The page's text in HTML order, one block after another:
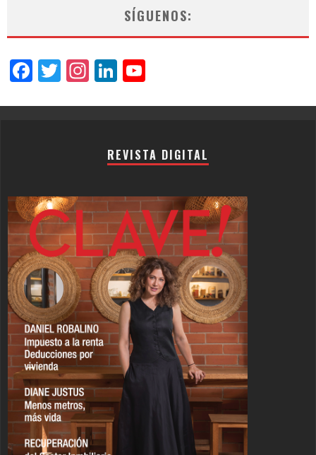
SÍGUENOS:
Facebook
Twitter
Instagram
LinkedIn
REVISTA DIGITAL